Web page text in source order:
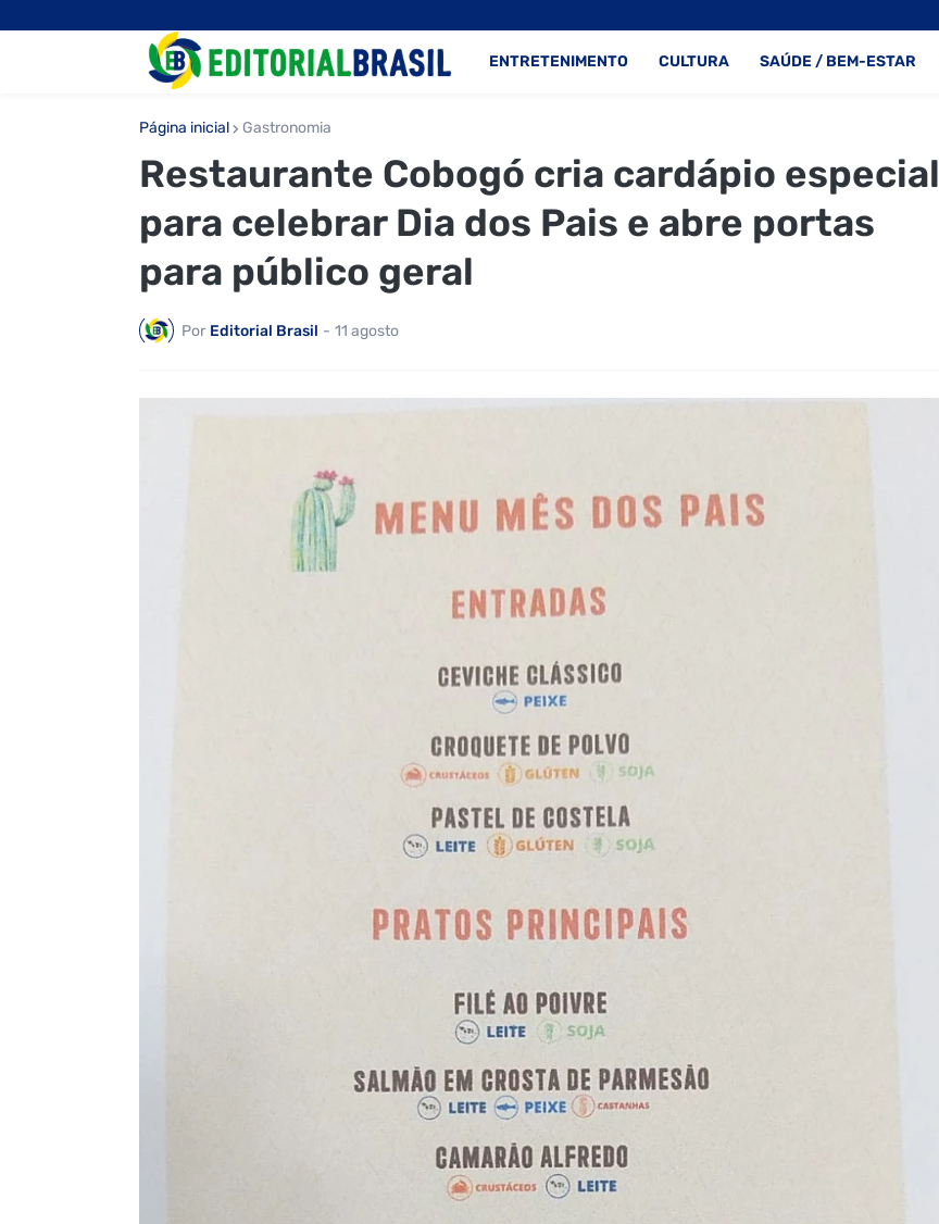
ENTRETENIMENTO CULTURA SAÚDE / BEM-ESTAR
Página inicial Gastronomia
Restaurante Cobogó cria cardápio especial
para celebrar Dia dos Pais e abre portas
para público geral
Por Editorial Brasil - 11 agosto